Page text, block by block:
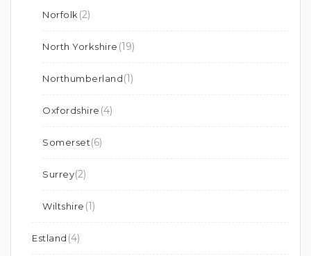
Norfolk (2)
North Yorkshire (19)
Northumberland(1)
Oxfordshire (4)
Somerset(6)
Surrey(2)
Wiltshire (1)
Estland (4)